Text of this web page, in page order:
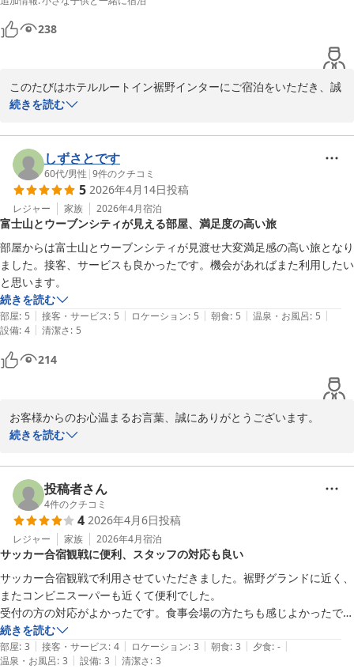
せていただきます。
一方で、インターチェンジからのアクセスについて、「長距離移動
時の途中に宿泊といった時に便利」とのご評価をいただけたこと、
今回頂戴いたしましたご意見を真摯に受け止め、今後のサービス向
ズをご愛顧賜りますようお願い申し上げます。
フロント　藤澤
ホテルルートイン裾野インター
2026-03-23
238
このたびはホテルルートイン裾野インターにご宿泊をいただき、誠
にありがとうございました。
浴場を貸切風呂としてご利用いただけます。ご利用は、時間帯別の
予約制となりますので、ぜひともご家族でご利用ください。
今の季節はレストラン会場からも雪化粧の富士山をご覧いただけま
す。静岡にお越しに際にはぜひともお待ちしております。今後と
も、ホテルルートイン裾野インターをよろしくお願い申し上げま
す。
ホテルルートイン裾野インター
フロント
ホテルルートイン裾野インター
2026-02-27
続きを読む
しずさとです
60代/男性 |9件のクチコミ
5 2026年4月14日投稿
レジャー 家族 2026年4月宿泊
富士山とウーブンシティが見える部屋、満足度の高い旅
部屋からは富士山とウーブンシティが見渡せ大変満足感の高い旅となり
ました。接客、サービスも良かったです。機会があればまた利用したい
と思います。
続きを読む
部屋: 5 | 接客・サービス: 5 | ロケーション: 5 | 朝食: 5 | 温泉・お風呂: 5 |
設備: 4 | 清潔さ: 5
214
お客様からのお心温まるお言葉、誠にありがとうございます。
らませるウーブンシティの眺望が、お客様にご満足いただけたとの
こと、私どもも大変光栄に存じます。
日本の象徴であり、古くから人々の心を捉えてきた富士の普遍的な
美しさと、最先端技術が息づくウーブンシティという、過去と未来
が織りなす稀有な景観は、まさにこの地ならではの特別な体験を創
出し得たかと存じます。その中で、お客様の五感に響く旅の思い出
をお作りいただけたのであれば、これに勝る喜びはございません。
また、私どもの接客、サービスにつきましてもお褒めの言葉をいた
だき、従業員一同、日々の業務に励む上での何よりの喜び、そして
励みとなります。
続きを読む
投稿者さん
4件のクチコミ
4 2026年4月6日投稿
レジャー 家族 2026年4月宿泊
サッカー合宿観戦に便利、スタッフの対応も良い
サッカー合宿観戦で利用させていただきました。裾野グランドに近く、
またコンビニスーパーも近くて便利でした。
受付の方の対応がよかったです。食事会場の方たちも感じよかったで
す。
続きを読む
部屋: 3 | 接客・サービス: 4 | ロケーション: 3 | 朝食: 3 | 夕食: - |
温泉・お風呂: 3 | 設備: 3 | 清潔さ: 3